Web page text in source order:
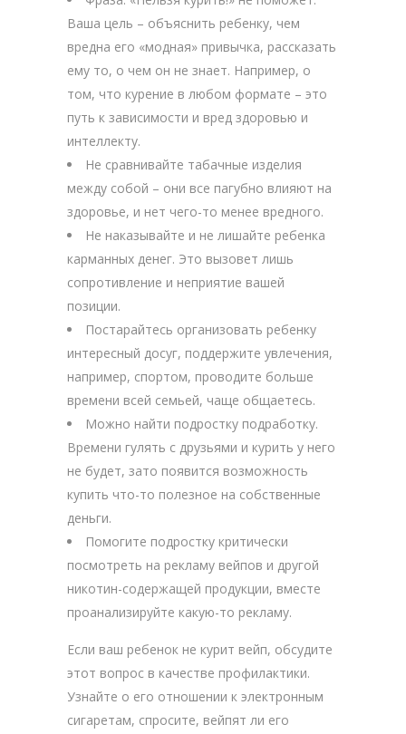
Ваша цель – объяснить ребенку, чем
вредна его «модная» привычка, рассказать
ему то, о чем он не знает. Например, о
том, что курение в любом формате – это
путь к зависимости и вред здоровью и
интеллекту.
Не сравнивайте табачные изделия
между собой – они все пагубно влияют на
здоровье, и нет чего-то менее вредного.
Не наказывайте и не лишайте ребенка
карманных денег. Это вызовет лишь
сопротивление и неприятие вашей
позиции.
Постарайтесь организовать ребенку
интересный досуг, поддержите увлечения,
например, спортом, проводите больше
времени всей семьей, чаще общаетесь.
Можно найти подростку подработку.
Времени гулять с друзьями и курить у него
не будет, зато появится возможность
купить что-то полезное на собственные
деньги.
Помогите подростку критически
посмотреть на рекламу вейпов и другой
никотин-содержащей продукции, вместе
проанализируйте какую-то рекламу.
Если ваш ребенок не курит вейп, обсудите
этот вопрос в качестве профилактики.
Узнайте о его отношении к электронным
сигаретам, спросите, вейпят ли его